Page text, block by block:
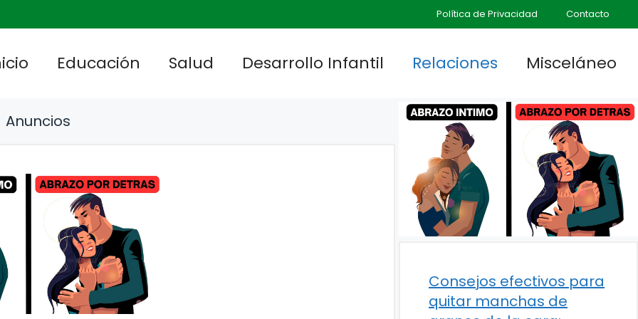
Política de Privacidad Contacto
Educación Salud Desarrollo Infantil Relaciones Misceláneo
Anuncios
Consejos efectivos para
quitar manchas de